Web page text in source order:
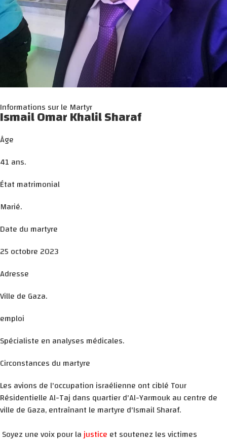
Informations sur le Martyr
Ismail Omar Khalil Sharaf
Âge
41 ans.
État matrimonial
Marié.
Date du martyre
25 octobre 2023
Adresse
Ville de Gaza.
emploi
Spécialiste en analyses médicales.
Circonstances du martyre
Les avions de l'occupation israélienne ont ciblé Tour
Résidentielle Al-Taj dans quartier d'Al-Yarmouk au centre de
ville de Gaza, entraînant le martyre d'Ismail Sharaf.
Soyez une voix pour lajustice et soutenez les victimes